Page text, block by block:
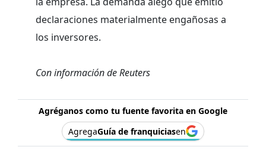
declaraciones materialmente engañosas a
los inversores.
Con información de Reuters
Agréganos como tu fuente favorita en Google
AgregaGuía de franquiciasen